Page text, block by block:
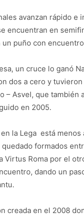
avanzan rápido e
encuentran en
puño con
un cruce lo ganó
dos a cero y
– Asvel, que también
en 2005.
la Lega está
formados
Virtus Roma por el
dando un
creada en el 2008